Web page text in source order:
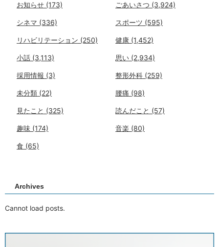
お知らせ (173) ごあいさつ (3,924)
シネマ (336) スポーツ (595)
リハビリテーション (250) 健康 (1,452)
小話 (3,113) 思い (2,934)
採用情報 (3) 整形外科 (259)
未分類 (22) 腰痛 (98)
見たこと (325) 読んだこと (57)
趣味 (174) 音楽 (80)
食 (65)
Archives
Cannot load posts.